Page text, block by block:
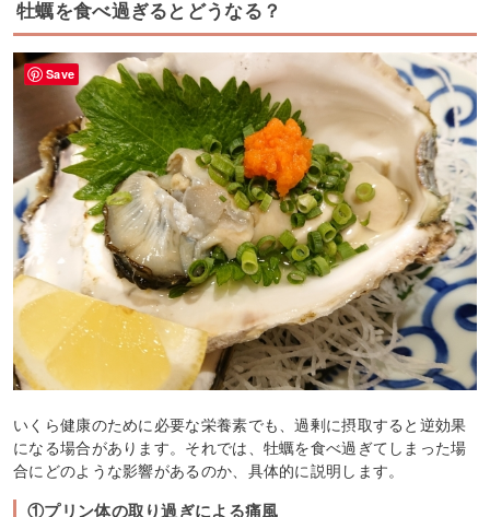
牡蠣を食べ過ぎるとどうなる？
いくら健康のために必要な栄養素でも、過剰に摂取すると逆効果
になる場合があります。それでは、牡蠣を食べ過ぎてしまった場
合にどのような影響があるのか、具体的に説明します。
①プリン体の取り過ぎによる痛風
Save